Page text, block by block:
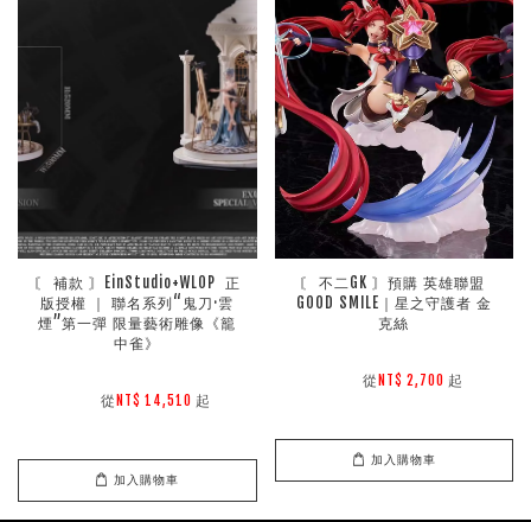
〘 補款 〙EinStudio+WLOP  正
版授權 ｜ 聯名系列“鬼刀·雲
煙”第一彈 限量藝術雕像《籠
中雀》
        從
NT$ 14,510 起
加入購物車
〘 不二GK 〙預購 英雄聯盟
GOOD SMILE｜星之守護者 金
克絲
        從
NT$ 2,700 起
加入購物車